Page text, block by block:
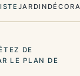
JARDIN
DE
LE PLAN DE